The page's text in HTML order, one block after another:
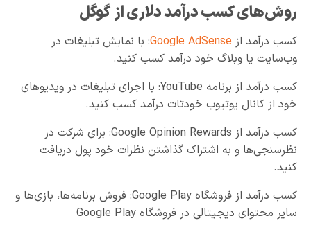
روش‌های کسب درآمد دلاری از گوگل
کسب درآمد از Google AdSense: با نمایش تبلیغات در
وب‌سایت یا وبلاگ خود درآمد کسب کنید.
کسب درآمد از برنامه YouTube: با اجرای تبلیغات در ویدیوهای
خود از کانال یوتیوب خودتات درآمد کسب کنید.
کسب درآمد از Google Opinion Rewards: برای شرکت در
نظرسنجی‌ها و به اشتراک گذاشتن نظرات خود پول دریافت
کنید.
کسب درآمد از فروشگاه Google Play: فروش برنامه‌ها، بازی‌ها و
سایر محتوای دیجیتالی در فروشگاه Google Play